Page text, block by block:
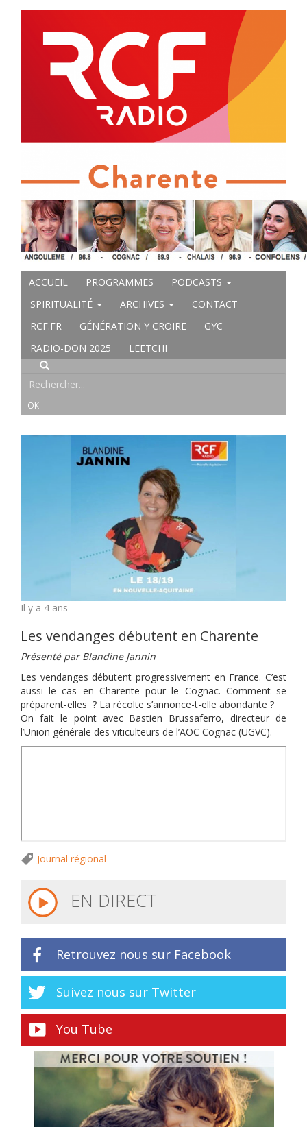
ACCUEIL PROGRAMMES
PODCASTS
SPIRITUALITÉ
ARCHIVES
CONTACT
RCF.FR
GÉNÉRATION Y CROIRE
GYC
RADIO-DON 2025
LEETCHI
Il y a 4 ans
Les vendanges débutent en Charente
Présenté par Blandine Jannin
Les vendanges débutent progressivement en France. C’est
aussi le cas en Charente pour le Cognac. Comment se
préparent-elles ? La récolte s’annonce-t-elle abondante ?
On fait le point avec Bastien Brussaferro, directeur de
l’Union générale des viticulteurs de l’AOC Cognac (UGVC).
Journal régional
EN DIRECT
Retrouvez nous sur Facebook
Suivez nous sur Twitter
You Tube